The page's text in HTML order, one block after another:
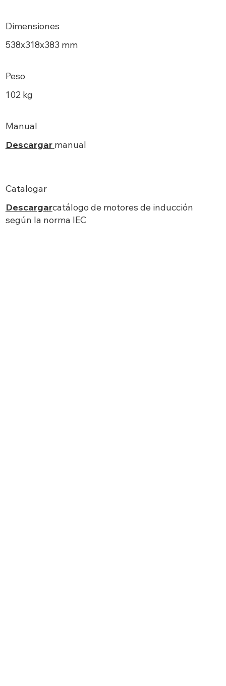
Dimensiones
538х318x383 mm
Peso
102 kg
Manual
Descargar manual
Catalogar
Descargarcatálogo de motores de inducción
según la norma IEC